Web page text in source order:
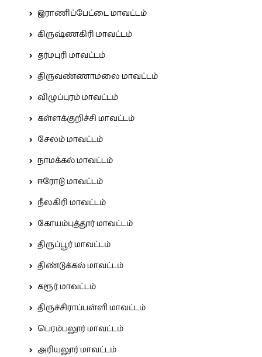
இராணிப்பேட்டை மாவட்டம்
கிருஷ்ணகிரி மாவட்டம்
தர்மபுரி மாவட்டம்
திருவண்ணாமலை மாவட்டம்
விழுப்புரம் மாவட்டம்
கள்ளக்குறிச்சி மாவட்டம்
சேலம் மாவட்டம்
நாமக்கல் மாவட்டம்
ஈரோடு மாவட்டம்
நீலகிரி மாவட்டம்
கோயம்புத்தூர் மாவட்டம்
திருப்பூர் மாவட்டம்
திண்டுக்கல் மாவட்டம்
கரூர் மாவட்டம்
திருச்சிராப்பள்ளி மாவட்டம்
பெரம்பலூர் மாவட்டம்
அரியலூர் மாவட்டம்